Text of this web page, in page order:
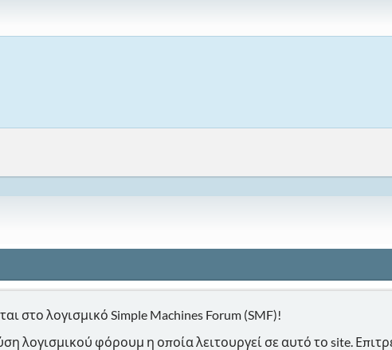
στο λογισμικό Simple Machines Forum (SMF)!
λογισμικού φόρουμ η οποία λειτουργεί σε αυτό το site.